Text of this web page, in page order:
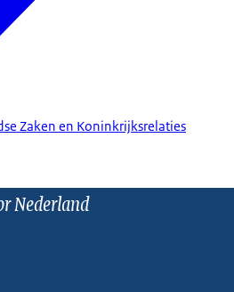
Zaken en Koninkrijksrelaties
Nederland